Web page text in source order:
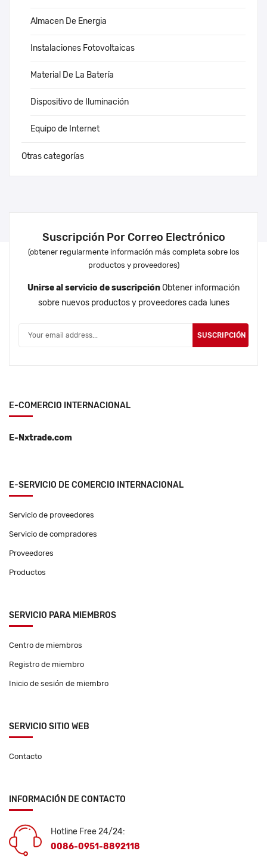
Almacen De Energia
Instalaciones Fotovoltaicas
Material De La Batería
Dispositivo de Iluminación
Equipo de Internet
Otras categorías
Suscripción Por Correo Electrónico
(obtener regularmente información más completa sobre los
productos y proveedores)
Unirse al servicio de suscripciónObtener información
sobre nuevos productos y proveedores cada lunes
SUSCRIPCIÓN
E-COMERCIO INTERNACIONAL
E-Nxtrade.com
E-SERVICIO DE COMERCIO INTERNACIONAL
Servicio de proveedores
Servicio de compradores
Proveedores
Productos
SERVICIO PARA MIEMBROS
Centro de miembros
Registro de miembro
Inicio de sesión de miembro
SERVICIO SITIO WEB
Contacto
INFORMACIÓN DE CONTACTO
Hotline Free 24/24:
0086-0951-8892118